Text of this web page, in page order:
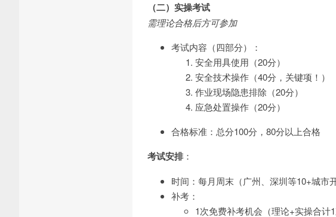
（二）实操考试
需理论合格后方可参加
考试内容（四部分）：
安全用具使用（20分）
安全技术操作（40分，关键项！）
作业现场隐患排除（20分）
应急处置操作（20分）
合格标准：总分100分，80分以上合格
考试安排：
时间：每月周末（广州、深圳等10+城市
补考：
1次免费补考机会（理论+实操合计1